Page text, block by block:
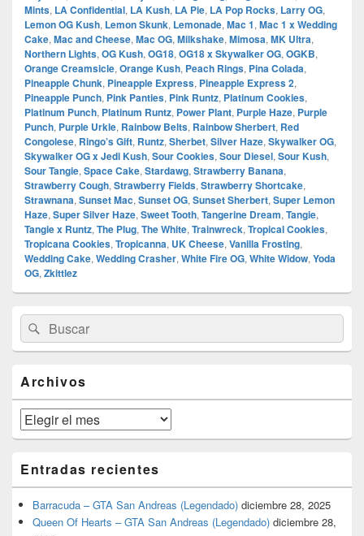
Mints, LA Confidential, LA Kush, LA Pie, LA Pop Rocks, Larry OG,
Lemon OG Kush, Lemon Skunk, Lemonade, Mac 1, Mac 1 x Wedding
Cake, Mac and Cheese, Mac OG, Milkshake, Mimosa, MK Ultra,
Northern Lights, OG Kush, OG18, OG18 x Skywalker OG, OGKB,
Orange Creamsicle, Orange Kush, Peach Rings, Pina Colada,
Pineapple Chunk, Pineapple Express, Pineapple Express 2,
Pineapple Punch, Pink Panties, Pink Runtz, Platinum Cookies,
Platinum Punch, Platinum Runtz, Power Plant, Purple Haze, Purple
Punch, Purple Urkle, Rainbow Belts, Rainbow Sherbert, Red
Congolese, Ringo’s Gift, Runtz, Sherbet, Silver Haze, Skywalker OG,
Skywalker OG x Jedi Kush, Sour Cookies, Sour Diesel, Sour Kush,
Sour Tangie, Space Cake, Stardawg, Strawberry Banana,
Strawberry Cough, Strawberry Fields, Strawberry Shortcake,
Strawnana, Sunset Mac, Sunset OG, Sunset Sherbert, Super Lemon
Haze, Super Silver Haze, Sweet Tooth, Tangerine Dream, Tangie,
Tangie x Runtz, The Plug, The White, Trainwreck, Tropical Cookies,
Tropicana Cookies, Tropicanna, UK Cheese, Vanilla Frosting,
Wedding Cake, Wedding Crasher, White Fire OG, White Widow, Yoda
OG, Zkittlez
área
de
widget
lateral
primaria
Buscar
por:
Buscar
Archivos
Archivos
Entradas recientes
Barracuda – GTA San Andreas (Legendado) diciembre 28, 2025
Queen Of Hearts – GTA San Andreas (Legendado) diciembre 28,